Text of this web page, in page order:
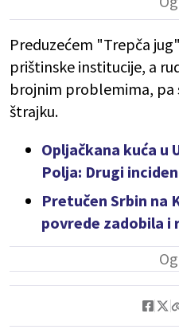
Preduzećem "Trepča
prištinske institucije, a
brojnim problemima, pa
štrajku.
Opljačkana kuća u
Polja: Drugi
Pretučen Srbin na
povrede zadobila i